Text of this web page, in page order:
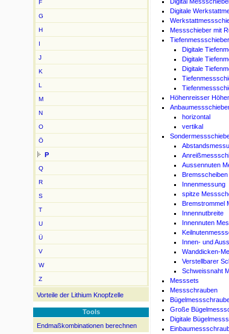
F
G
H
I
J
K
L
M
N
O
Ö
P
Q
R
S
T
U
Ü
V
W
Z
Vorteile der Lithium Knopfzelle
Tools
Endmaßkombinationen berechnen
Digitale
Messschieber mit
Tiefenmessschieber
Digitale
Digitale
Digitale
Höhenreisser
horizontal
vertikal
Aussennuten
Innenmessung
spitze
Bremstrommel
Innennutbreite
Innennuten
Innen- und
Wanddicken-
Verstellbarer
Schweissnaht
Messsets
Messschrauben
Große
Digitale